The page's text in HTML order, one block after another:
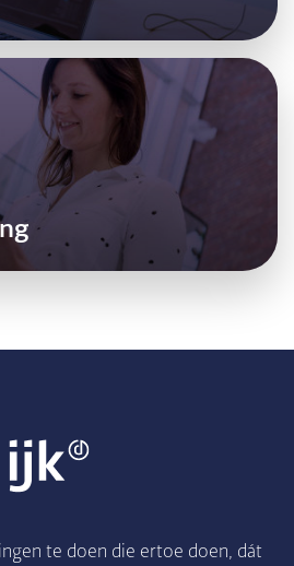
te doen die ertoe doen, dát